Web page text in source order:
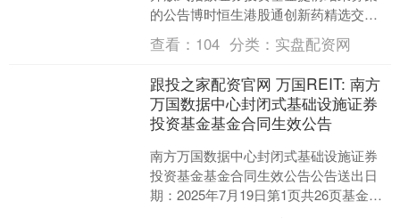
的公告博时恒生港股通创新药精选交易
型开放式指数证券投资基金（基金代
码：基金”）于2025年7....
查看： 104 分类： 实盘配资网
跟投之家配资官网 万国REIT: 南方
万国数据中心封闭式基础设施证券
投资基金基金合同生效公告
南方万国数据中心封闭式基础设施证券
投资基金基金合同生效公告公告送出日
期：2025年7月19日第1页共26页基金名